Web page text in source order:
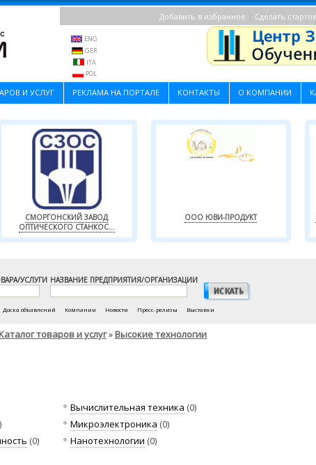
Добавить в избранное Сделать
ENG
GER
ITA
POL
И УСЛУГ РЕКЛАМА НА ПОРТАЛЕ КОНТАКТЫ О КОМПАНИИ
СМОРГОНСКИЙ ЗАВОД
ОПТИЧЕСКОГО СТАНКОС...
ООО ЮВИ-ПРОДУКТ
УСЛУГИ НАЗВАНИЕ ПРЕДПРИЯТИЯ/ОРГАНИЗАЦИИ
Доска объявлений Компании Новости Пресс-релизы Выставки
Каталог товаров и услуг» Высокие технологии
Вычислительная техника (0)
Микроэлектроника (0)
(0) Нанотехнологии (0)